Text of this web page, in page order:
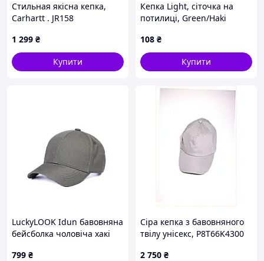
Стильная якісна кепка,
Carhartt . JR158
1 299 ₴
Купити
Кепка Light, сіточка на
потилиці, Green/Haki
108 ₴
Купити
LuckyLOOK Idun бавовняна
бейсболка чоловіча хакі
799 ₴
Сіра кепка з бавовняного
твілу унісекс, P8T66K4300
2 750 ₴